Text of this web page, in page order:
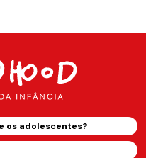
os adolescentes?